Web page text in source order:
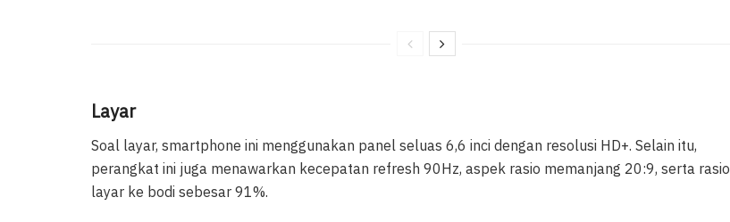
Layar
Soal layar, smartphone ini menggunakan panel seluas 6,6 inci dengan resolusi HD+. Selain itu,
perangkat ini juga menawarkan kecepatan refresh 90Hz, aspek rasio memanjang 20:9, serta rasio
layar ke bodi sebesar 91%.